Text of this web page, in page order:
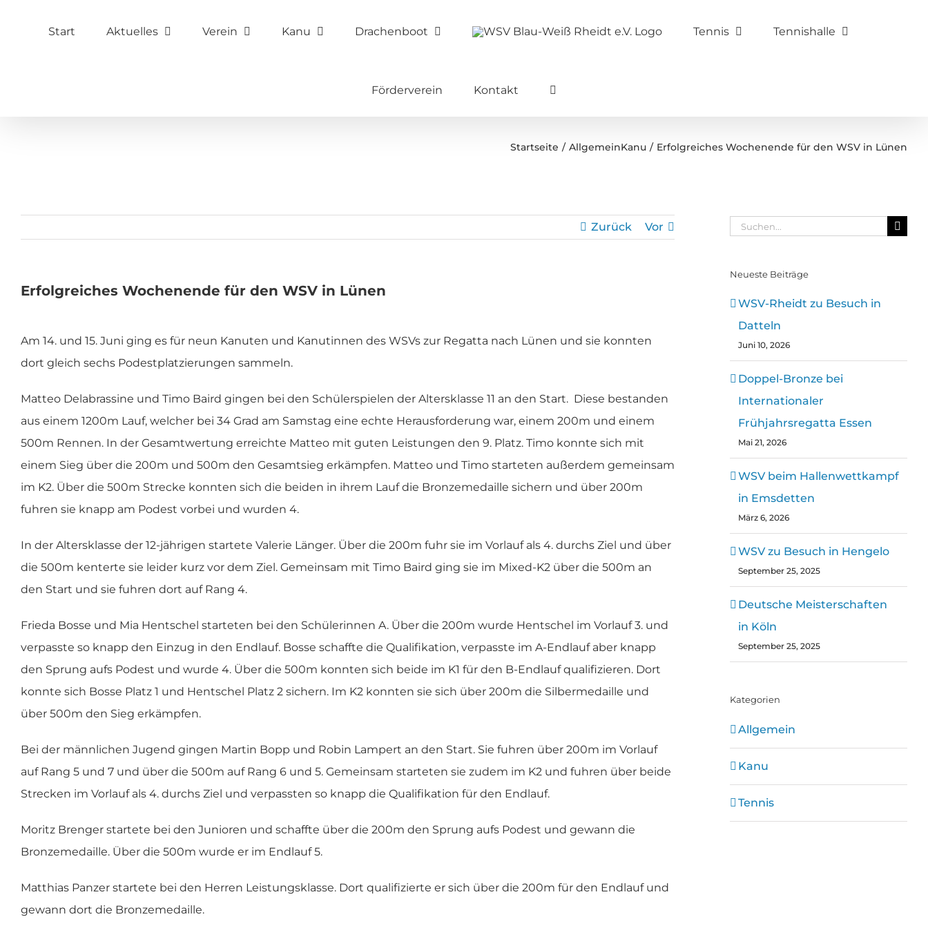
Start Aktuelles Verein Kanu Drachenboot Tennis Tennishalle
Förderverein Kontakt
Startseite AllgemeinKanu Erfolgreiches Wochenende für den WSV in Lünen
Zurück Vor
Erfolgreiches Wochenende für den WSV in Lünen
grösseres
Bild
Am 14. und 15. Juni ging es für neun Kanuten und Kanutinnen des WSVs zur Regatta nach Lünen und sie konnten
dort gleich sechs Podestplatzierungen sammeln.
Matteo Delabrassine und Timo Baird gingen bei den Schülerspielen der Altersklasse 11 an den Start. Diese bestanden
aus einem 1200m Lauf, welcher bei 34 Grad am Samstag eine echte Herausforderung war, einem 200m und einem
500m Rennen. In der Gesamtwertung erreichte Matteo mit guten Leistungen den 9. Platz. Timo konnte sich mit
einem Sieg über die 200m und 500m den Gesamtsieg erkämpfen. Matteo und Timo starteten außerdem gemeinsam
im K2. Über die 500m Strecke konnten sich die beiden in ihrem Lauf die Bronzemedaille sichern und über 200m
fuhren sie knapp am Podest vorbei und wurden 4.
In der Altersklasse der 12-jährigen startete Valerie Länger. Über die 200m fuhr sie im Vorlauf als 4. durchs Ziel und über
die 500m kenterte sie leider kurz vor dem Ziel. Gemeinsam mit Timo Baird ging sie im Mixed-K2 über die 500m an
den Start und sie fuhren dort auf Rang 4.
Frieda Bosse und Mia Hentschel starteten bei den Schülerinnen A. Über die 200m wurde Hentschel im Vorlauf 3. und
verpasste so knapp den Einzug in den Endlauf. Bosse schaffte die Qualifikation, verpasste im A-Endlauf aber knapp
den Sprung aufs Podest und wurde 4. Über die 500m konnten sich beide im K1 für den B-Endlauf qualifizieren. Dort
konnte sich Bosse Platz 1 und Hentschel Platz 2 sichern. Im K2 konnten sie sich über 200m die Silbermedaille und
über 500m den Sieg erkämpfen.
Bei der männlichen Jugend gingen Martin Bopp und Robin Lampert an den Start. Sie fuhren über 200m im Vorlauf
auf Rang 5 und 7 und über die 500m auf Rang 6 und 5. Gemeinsam starteten sie zudem im K2 und fuhren über beide
Strecken im Vorlauf als 4. durchs Ziel und verpassten so knapp die Qualifikation für den Endlauf.
Moritz Brenger startete bei den Junioren und schaffte über die 200m den Sprung aufs Podest und gewann die
Bronzemedaille. Über die 500m wurde er im Endlauf 5.
Matthias Panzer startete bei den Herren Leistungsklasse. Dort qualifizierte er sich über die 200m für den Endlauf und
gewann dort die Bronzemedaille.
Suche
Neueste Beiträge
WSV-Rheidt zu Besuch in
Datteln
Juni 10, 2026
Doppel-Bronze bei
Internationaler
Frühjahrsregatta Essen
Mai 21, 2026
WSV beim Hallenwettkampf
in Emsdetten
März 6, 2026
WSV zu Besuch in Hengelo
September 25, 2025
Deutsche Meisterschaften
in Köln
September 25, 2025
Kategorien
Allgemein
Kanu
Tennis